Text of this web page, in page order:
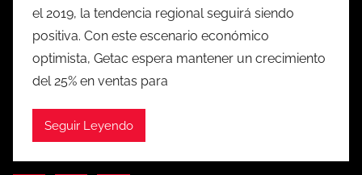
el 2019, la tendencia regional seguirá siendo
positiva. Con este escenario económico
optimista, Getac espera mantener un crecimiento
del 25% en ventas para
Seguir Leyendo